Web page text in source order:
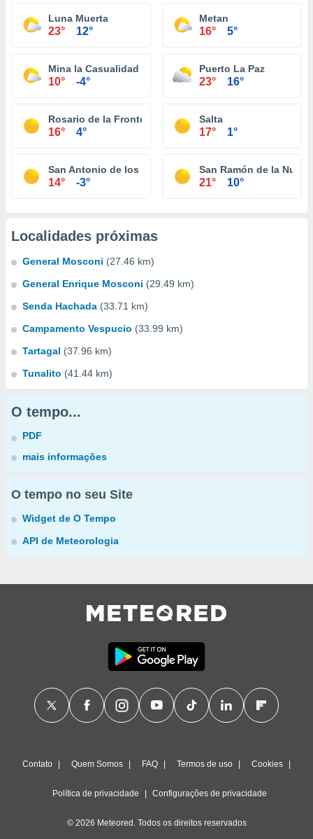
Luna Muerta
23° 12°
Metan
16° 5°
Mina la Casualidad
10° -4°
Puerto La Paz
23° 16°
Rosario de la Frontera
16° 4°
Salta
17° 1°
San Antonio de los Cobres
14° -3°
San Ramón de la
21° 10°
Localidades próximas
General Mosconi (27.46 km)
General Enrique Mosconi (29.49 km)
Senda Hachada (33.71 km)
Campamento Vespucio (33.99 km)
Tartagal (37.96 km)
Tunalito (41.44 km)
O tempo...
PDF
mais informações
O tempo no seu Site
Widget de O Tempo
API de Meteorologia
Contato Quem Somos FAQ Termos de uso Cookies
Política de privacidade Configurações de privacidade
© 2026 Meteored. Todos os direitos reservados